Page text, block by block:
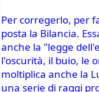
Per corregerlo, per
posta la Bilancia.
anche la "legge
l'oscurità, il buio, le
moltiplica anche la
una serie di raggi